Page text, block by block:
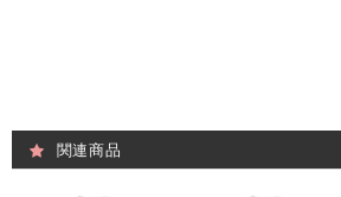
関連商品